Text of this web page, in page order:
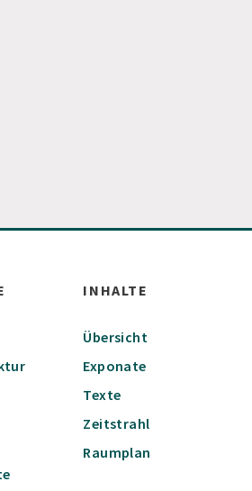
INHALTE
Übersicht
Exponate
Texte
Zeitstrahl
Raumplan